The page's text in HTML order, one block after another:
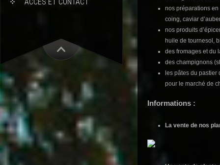
nos préparations
coing, caviar
nos produits
huile de tournesol,
des fromages et du
des champignons
les pâtes du
pour le marché de
Informations :
La vente de nos